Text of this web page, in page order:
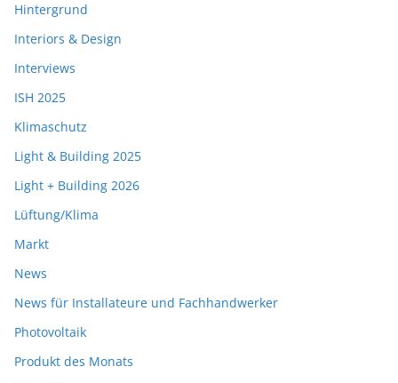
Hintergrund
Interiors & Design
Interviews
ISH 2025
Klimaschutz
Light & Building 2025
Light + Building 2026
Lüftung/Klima
Markt
News
News für Installateure und Fachhandwerker
Photovoltaik
Produkt des Monats